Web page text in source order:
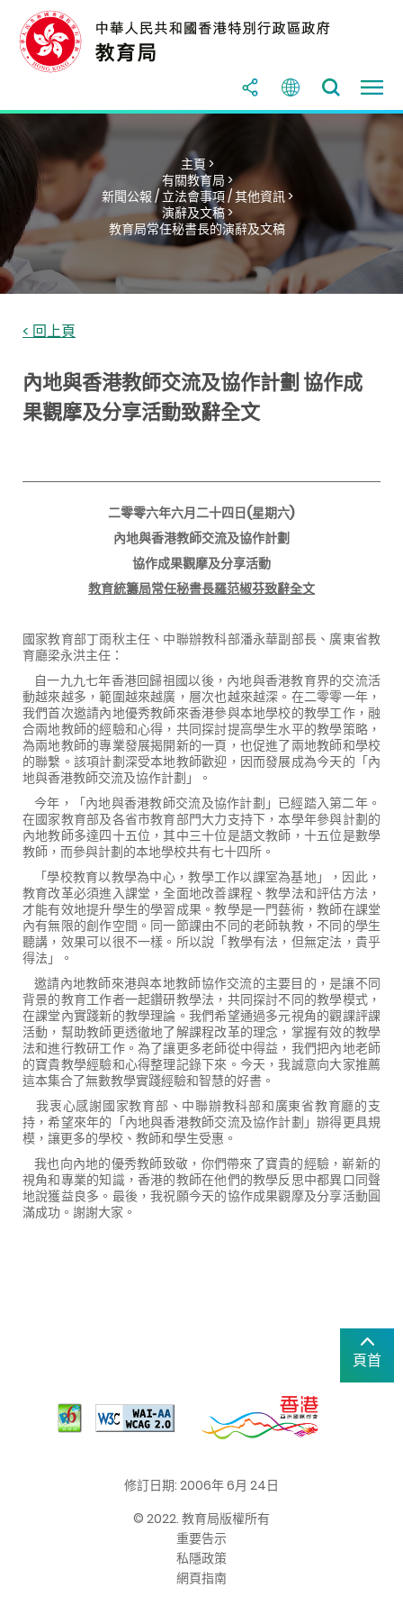
主頁 >
有關教育局 >
新聞公報 / 立法會事項 / 其他資訊 >
演辭及文稿 >
教育局常任秘書長的演辭及文稿
< 回上頁
內地與香港教師交流及協作計劃 協作成
果觀摩及分享活動致辭全文
二零零六年六月二十四日(星期六)
內地與香港教師交流及協作計劃
協作成果觀摩及分享活動
教育統籌局常任秘書長羅范椒芬致辭全文
國家教育部丁雨秋主任、中聯辦教科部潘永華副部長、廣東省教
育廳梁永洪主任：
自一九九七年香港回歸祖國以後，內地與香港教育界的交流活
動越來越多，範圍越來越廣，層次也越來越深。在二零零一年，
我們首次邀請內地優秀教師來香港參與本地學校的教學工作，融
合兩地教師的經驗和心得，共同探討提高學生水平的教學策略，
為兩地教師的專業發展揭開新的一頁，也促進了兩地教師和學校
的聯繫。該項計劃深受本地教師歡迎，因而發展成為今天的「內
地與香港教師交流及協作計劃」。
今年，「內地與香港教師交流及協作計劃」已經踏入第二年。
在國家教育部及各省市教育部門大力支持下，本學年參與計劃的
內地教師多達四十五位，其中三十位是語文教師，十五位是數學
教師，而參與計劃的本地學校共有七十四所。
「學校教育以教學為中心，教學工作以課室為基地」，因此，
教育改革必須進入課堂，全面地改善課程、教學法和評估方法，
才能有效地提升學生的學習成果。教學是一門藝術，教師在課堂
內有無限的創作空間。同一節課由不同的老師執教，不同的學生
聽講，效果可以很不一樣。所以說「教學有法，但無定法，貴乎
得法」。
邀請內地教師來港與本地教師協作交流的主要目的，是讓不同
背景的教育工作者一起鑽研教學法，共同探討不同的教學模式，
在課堂內實踐新的教學理論。我們希望通過多元視角的觀課評課
活動，幫助教師更透徹地了解課程改革的理念，掌握有效的教學
法和進行教研工作。為了讓更多老師從中得益，我們把內地老師
的寶貴教學經驗和心得整理記錄下來。今天，我誠意向大家推薦
這本集合了無數教學實踐經驗和智慧的好書。
我衷心感謝國家教育部、中聯辦教科部和廣東省教育廳的支
持，希望來年的「內地與香港教師交流及協作計劃」辦得更具規
模，讓更多的學校、教師和學生受惠。
我也向內地的優秀教師致敬，你們帶來了寶貴的經驗，嶄新的
視角和專業的知識，香港的教師在他們的教學反思中都異口同聲
地說獲益良多。最後，我祝願今天的協作成果觀摩及分享活動圓
滿成功。謝謝大家。
頁首
修訂日期: 2006年 6月 24日
© 2022. 教育局版權所有
重要告示
私隱政策
網頁指南